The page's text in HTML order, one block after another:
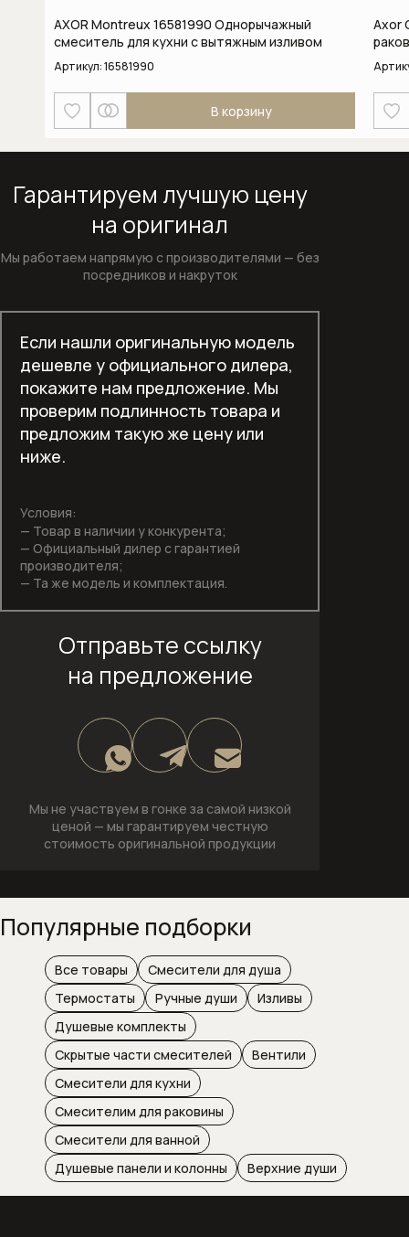
Кофемашины
Микроволновые печи
Моющие и чистящие средства
Моющие и чистящие средства для
посудомоечных машин
Моющие и чистящие средства для
Отдельностоящие морозильники
Отдельностоящие сушильные
машины
Отдельностоящие холодильники
морозильники
Пароварки
Пароварки с СВЧ
Полновстраиваемые
посудомоечные машины шириной 45
Полновстраиваемые
посудомоечные машины шириной 60
Посудомоечные машины
Вертикальные беспроводные
пылесосы
Пылесосы серии Guard
Соло кофемашины
Стеклокерамические варочные
панели
Стирально-сушильные машины
Стиральные машины
AXOR Montreux 16581990 Однорычажный
смеситель для кухни с вытяжным изливом
Артикул:16581990
В корзину
Axor
Гарантируем лучшую цену
на оригинал
Мы работаем напрямую с производителями — без
посредников и накруток
Если нашли оригинальную модель
дешевле у официального дилера,
покажите нам предложение. Мы
проверим подлинность товара и
предложим такую же цену или
ниже.
Условия:
— Товар в наличии у конкурента;
— Официальный дилер с гарантией
производителя;
— Та же модель и комплектация.
Отправьте ссылку
на предложение
Мы не участвуем в гонке за самой низкой
ценой — мы гарантируем честную
стоимость оригинальной продукции
Популярные подборки
Все товары
Смесители для душа
Термостаты
Ручные души
Изливы
Душевые комплекты
Скрытые части смесителей
Вентили
Смесители для кухни
Смесителим для раковины
Смесители для ванной
Душевые панели и колонны
Верхние души